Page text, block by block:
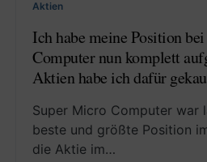
Aktien
Ich habe meine Position
Computer nun komplett
Aktien habe ich dafür
Super Micro Computer war
beste und größte Position
die Aktie im…